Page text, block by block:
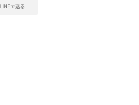
LINEで送る